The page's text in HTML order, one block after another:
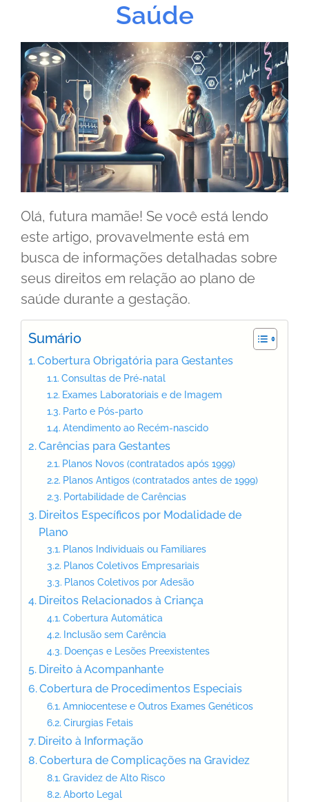
Saúde
Olá, futura mamãe! Se você está lendo
este artigo, provavelmente está em
busca de informações detalhadas sobre
seus direitos em relação ao plano de
saúde durante a gestação.
Sumário
Cobertura Obrigatória para Gestantes
Consultas de Pré-natal
Exames Laboratoriais e de Imagem
Parto e Pós-parto
Atendimento ao Recém-nascido
Carências para Gestantes
Planos Novos (contratados após 1999)
Planos Antigos (contratados antes de 1999)
Portabilidade de Carências
Direitos Específicos por Modalidade de
Plano
Planos Individuais ou Familiares
Planos Coletivos Empresariais
Planos Coletivos por Adesão
Direitos Relacionados à Criança
Cobertura Automática
Inclusão sem Carência
Doenças e Lesões Preexistentes
Direito à Acompanhante
Cobertura de Procedimentos Especiais
Amniocentese e Outros Exames Genéticos
Cirurgias Fetais
Direito à Informação
Cobertura de Complicações na Gravidez
Gravidez de Alto Risco
Aborto Legal